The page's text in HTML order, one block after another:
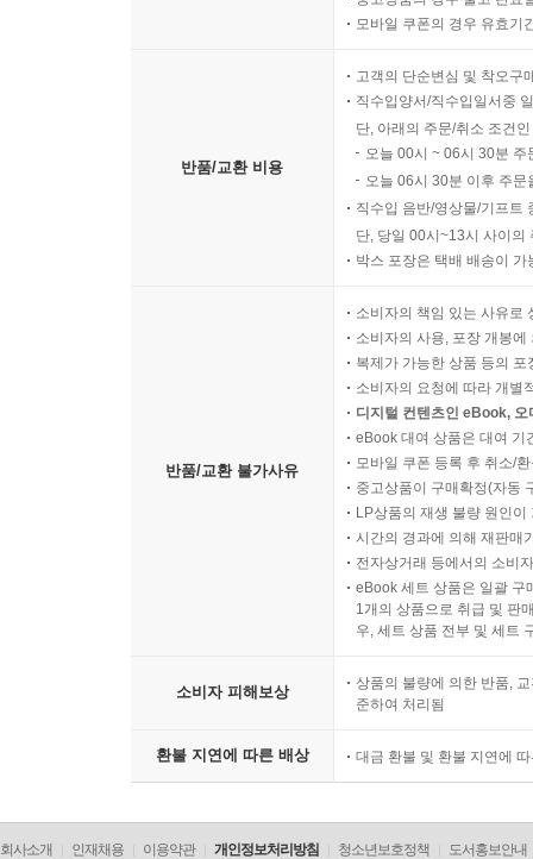
모바일 쿠폰의 경우 유효기
반품/교환 비용
고객의 단순변심 및 착오구
직수입양서/직수입일서중
단, 아래의 주문/취소 조건
오늘 00시 ~ 06시 30분
오늘 06시 30분 이후 주
직수입 음반/영상물/기프트
단, 당일 00시~13시 사이의
박스 포장은 택배 배송이
반품/교환 불가사유
소비자의 책임 있는 사유로
소비자의 사용, 포장 개봉
복제가 가능한 상품 등의
소비자의 요청에 따라 개별
디지털 컨텐츠인 eBook,
eBook 대여 상품은 대여 기
모바일 쿠폰 등록 후 취소/
중고상품이 구매확정(자동
LP상품의 재생 불량 원인
시간의 경과에 의해 재판매
전자상거래 등에서의 소비
eBook 세트 상품은 일괄 구
1개의 상품으로 취급 및 판
우, 세트 상품 전부 및 세트
소비자 피해보상
상품의 불량에 의한 반품,
준하여 처리됨
환불 지연에 따른 배상 대금 환불 및 환불 지연에
회사소개 인재채용 이용약관 개인정보처리방침 청소년보호정책 도서홍보안내